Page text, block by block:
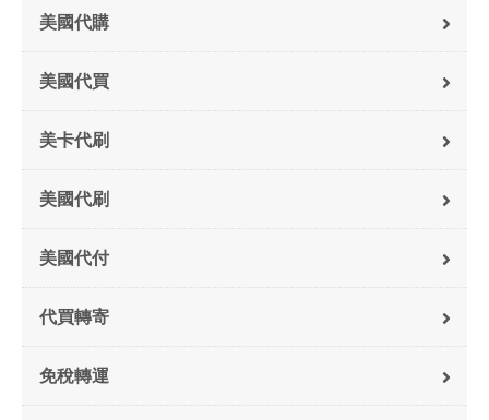
美國代購
美國代買
美卡代刷
美國代刷
美國代付
代買轉寄
免稅轉運